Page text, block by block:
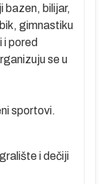
bazen, bilijar,
gimnastiku
i pored
se u
sportovi.
i dečiji